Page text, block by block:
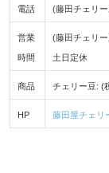
電話 (藤田チェリ
営業
時間
(藤田チェリ
土日定休
商品 チェリー豆: (
HP 藤田屋チェリ